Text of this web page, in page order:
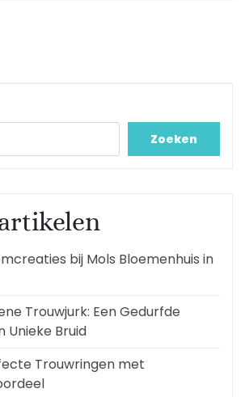
Zoeken
bij Mols Bloemenhuis in
Trouwjurk: Een Gedurfde
Unieke Bruid
Trouwringen met